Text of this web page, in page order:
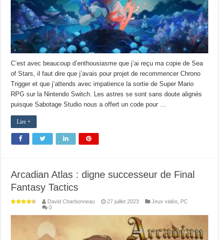
C’est avec beaucoup d’enthousiasme que j’ai reçu ma copie de Sea
of Stars, il faut dire que j’avais pour projet de recommencer Chrono
Trigger et que j’attends avec impatience la sortie de Super Mario
RPG sur la Nintendo Switch. Les astres se sont sans doute alignés
puisque Sabotage Studio nous a offert un code pour …
Lire +
Arcadian Atlas : digne successeur de Final
Fantasy Tactics
David Charbonneau 27 juillet 2023 Jeux vidéo
PC
0